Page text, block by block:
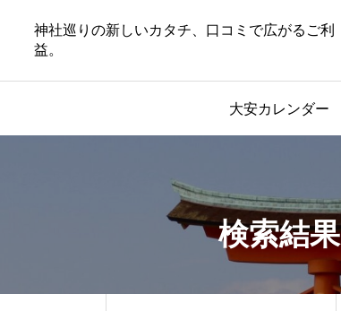
神社巡りの新しいカタチ、口コミで広がるご利
益。
大安カレンダー
検索結果